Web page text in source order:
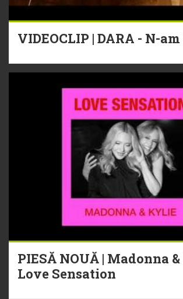
VIDEOCLIP | DARA - N-
PIESĂ NOUĂ | Madonna
Love Sensation